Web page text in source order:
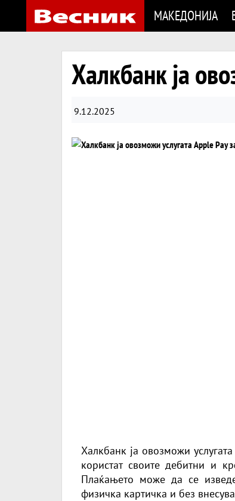
МАКЕДОНИЈА
Халкбанк ја
9.12.2025
Халкбанк ја овозможи услугата
користат своите дебитни и
Плаќањето може да се
физичка картичка и без